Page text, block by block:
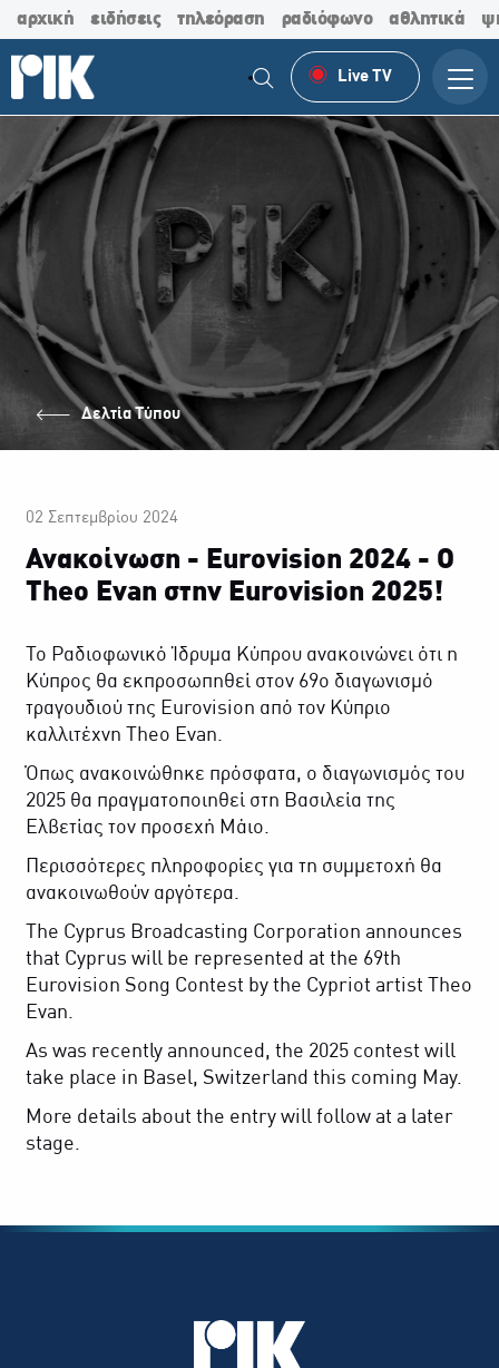
αρχική ειδήσεις τηλεόραση ραδιόφωνο αθλητικά
Live TV
Δελτία Τύπου
02 Σεπτεμβρίου 2024
Ανακοίνωση - Eurovision 2024 - O
Theo Evan στην Eurovision 2025!
Το Ραδιοφωνικό Ίδρυμα Κύπρου ανακοινώνει ότι η
Κύπρος θα εκπροσωπηθεί στον 69ο διαγωνισμό
τραγουδιού της Eurovision από τoν Κύπριο
καλλιτέχνη Theo Evan.
Όπως ανακοινώθηκε πρόσφατα, ο διαγωνισμός του
2025 θα πραγματοποιηθεί στη Βασιλεία της
Ελβετίας τον προσεχή Μάιο.
Περισσότερες πληροφορίες για τη συμμετοχή θα
ανακοινωθούν αργότερα.
The Cyprus Broadcasting Corporation announces
that Cyprus will be represented at the 69th
Eurovision Song Contest by the Cypriot artist Theo
Evan.
As was recently announced, the 2025 contest will
take place in Basel, Switzerland this coming May.
More details about the entry will follow at a later
stage.